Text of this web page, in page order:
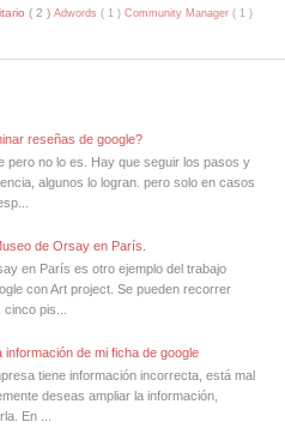
( 2 ) Adwords ( 1 ) Community Manager ( 1 )
reseñas de google?
pero no lo es. Hay que seguir los pasos y
algunos lo logran. pero solo en casos
de Orsay en París.
en París es otro ejemplo del trabajo
con Art project. Se pueden recorrer
pis...
información de mi ficha de google
tiene información incorrecta, está mal
deseas ampliar la información,
En ...